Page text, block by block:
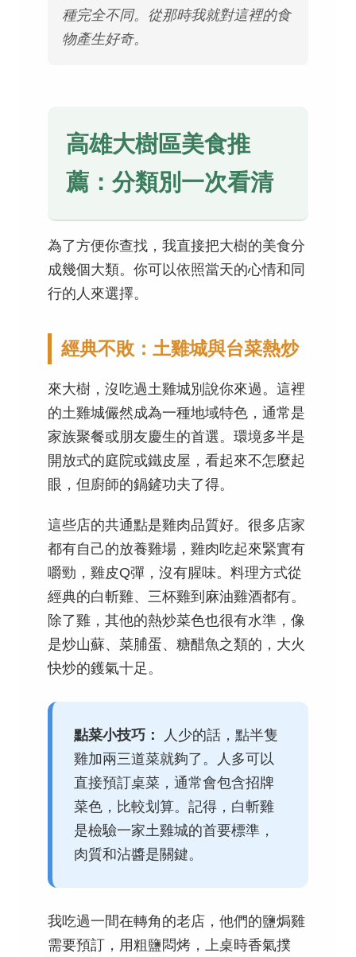
種完全不同。從那時我就對這裡的食
物產生好奇。
高雄大樹區美食推
薦：分類別一次看清
為了方便你查找，我直接把大樹的美食分
成幾個大類。你可以依照當天的心情和同
行的人來選擇。
經典不敗：土雞城與台菜熱炒
來大樹，沒吃過土雞城別說你來過。這裡
的土雞城儼然成為一種地域特色，通常是
家族聚餐或朋友慶生的首選。環境多半是
開放式的庭院或鐵皮屋，看起來不怎麼起
眼，但廚師的鍋鏟功夫了得。
這些店的共通點是雞肉品質好。很多店家
都有自己的放養雞場，雞肉吃起來緊實有
嚼勁，雞皮Q彈，沒有腥味。料理方式從
經典的白斬雞、三杯雞到麻油雞酒都有。
除了雞，其他的熱炒菜色也很有水準，像
是炒山蘇、菜脯蛋、糖醋魚之類的，大火
快炒的鑊氣十足。
點菜小技巧：
人少的話，點半隻
雞加兩三道菜就夠了。人多可以
直接預訂桌菜，通常會包含招牌
菜色，比較划算。記得，白斬雞
是檢驗一家土雞城的首要標準，
肉質和沾醬是關鍵。
我吃過一間在轉角的老店，他們的鹽焗雞
需要預訂，用粗鹽悶烤，上桌時香氣撲